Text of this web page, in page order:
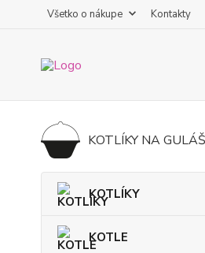
Všetko o nákupe Kontakty
KOTLÍKY NA GULÁŠ
KOTLÍKY
KOTLE